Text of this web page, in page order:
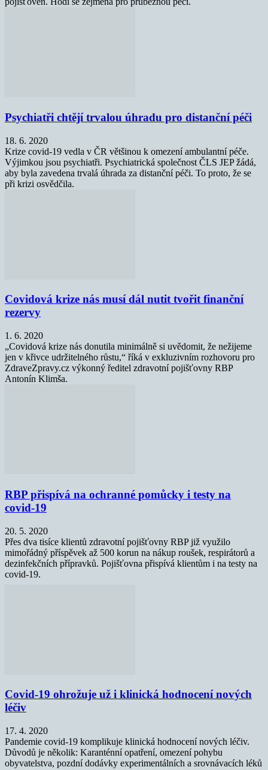
Psychiatři chtějí trvalou úhradu pro distanční péči
18. 6. 2020
Krize covid-19 vedla v ČR většinou k omezení ambulantní péče.
Výjimkou jsou psychiatři. Psychiatrická společnost ČLS JEP žádá,
aby byla zavedena trvalá úhrada za distanční péči. To proto, že se
při krizi osvědčila.
Covidová krize nás musí dál nutit tvořit finanční
rezervy
1. 6. 2020
„Covidová krize nás donutila minimálně si uvědomit, že nežijeme
jen v křivce udržitelného růstu,“ říká v exkluzivním rozhovoru pro
ZdraveZpravy.cz výkonný ředitel zdravotní pojišťovny RBP
Antonín Klimša.
RBP přispívá na ochranné pomůcky i testy na
covid-19
20. 5. 2020
Přes dva tisíce klientů zdravotní pojišťovny RBP již využilo
mimořádný příspěvek až 500 korun na nákup roušek, respirátorů a
dezinfekčních přípravků. Pojišťovna přispívá klientům i na testy na
covid-19.
Covid-19 ohrožuje už i klinická hodnocení nových
léčiv
17. 4. 2020
Pandemie covid-19 komplikuje klinická hodnocení nových léčiv.
Důvodů je několik: Karanténní opatření, omezení pohybu
obyvatelstva, pozdní dodávky experimentálních a srovnávacích léků